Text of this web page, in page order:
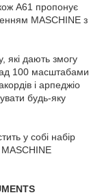
A61 пропонує
MASCHINE з
які дають змогу
100 масштабами
і арпеджіо
будь-яку
у собі набір
MASCHINE